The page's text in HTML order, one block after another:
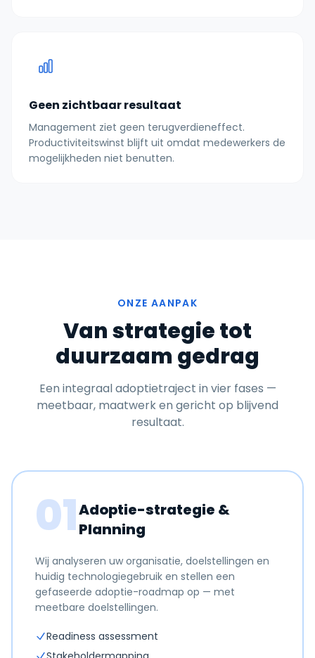
Geen zichtbaar resultaat
Management ziet geen terugverdieneffect.
Productiviteitswinst blijft uit omdat medewerkers de
mogelijkheden niet benutten.
ONZE AANPAK
Van strategie tot
duurzaam gedrag
Een integraal adoptietraject in vier fases —
meetbaar, maatwerk en gericht op blijvend
resultaat.
01Adoptie-strategie &
Planning
Wij analyseren uw organisatie, doelstellingen en
huidig technologiegebruik en stellen een
gefaseerde adoptie-roadmap op — met
meetbare doelstellingen.
Readiness assessment